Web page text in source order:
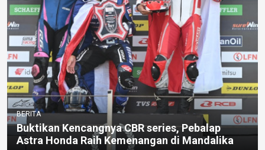
BERITA
Buktikan Kencangnya CBR series, Pebalap
Astra Honda Raih Kemenangan di Mandalika